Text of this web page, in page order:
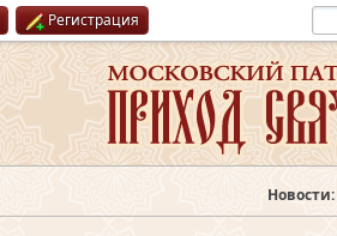
Регистрация
Новости: